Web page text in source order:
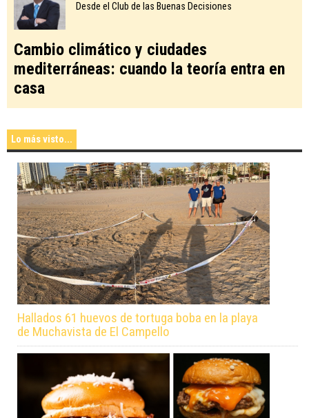
Desde el Club de las Buenas Decisiones
Cambio climático y ciudades
mediterráneas: cuando la teoría entra en
casa
Lo más visto...
Hallados 61 huevos de tortuga boba en la playa
de Muchavista de El Campello